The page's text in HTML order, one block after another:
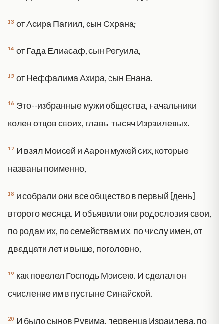
13 от Асира Пагиил, сын Охрана;
14 от Гада Елиасаф, сын Регуила;
15 от Неффалима Ахира, сын Енана.
16 Это--избранные мужи общества, начальники
колен отцов своих, главы тысяч Израилевых.
17 И взял Моисей и Аарон мужей сих, которые
названы поименно,
18 и собрали они все общество в первый [день]
второго месяца. И объявили они родословия свои,
по родам их, по семействам их, по числу имен, от
двадцати лет и выше, поголовно,
19 как повелел Господь Моисею. И сделал он
счисление им в пустыне Синайской.
20 И было сынов Рувима, первенца Израилева, по